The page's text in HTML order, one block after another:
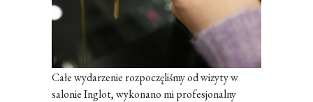
Całe wydarzenie rozpoczęliśmy od wizyty w
salonie Inglot, wykonano mi profesjonalny